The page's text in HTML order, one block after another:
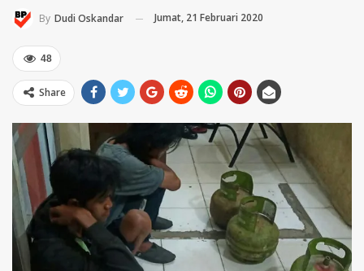
By Dudi Oskandar Jumat, 21 Februari 2020
48
Share